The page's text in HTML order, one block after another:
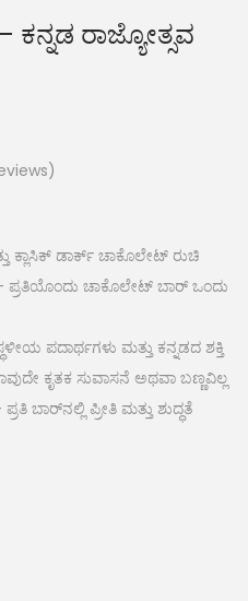
ರಾಜ್ಯೋತ್ಸವ
ಕ್ಲಾಸಿಕ್ ಡಾರ್ಕ್ ಚಾಕೊಲೇಟ್ ರುಚಿ
ಪ್ರತಿಯೊಂದು ಚಾಕೊಲೇಟ್ ಬಾರ್ ಒಂದು
ಪದಾರ್ಥಗಳು ಮತ್ತು ಕನ್ನಡದ ಶಕ್ತಿ
ಕೃತಕ ಸುವಾಸನೆ ಅಥವಾ ಬಣ್ಣವಿಲ್ಲ
ಬಾರ್‌ನಲ್ಲಿ ಪ್ರೀತಿ ಮತ್ತು ಶುದ್ಧತೆ